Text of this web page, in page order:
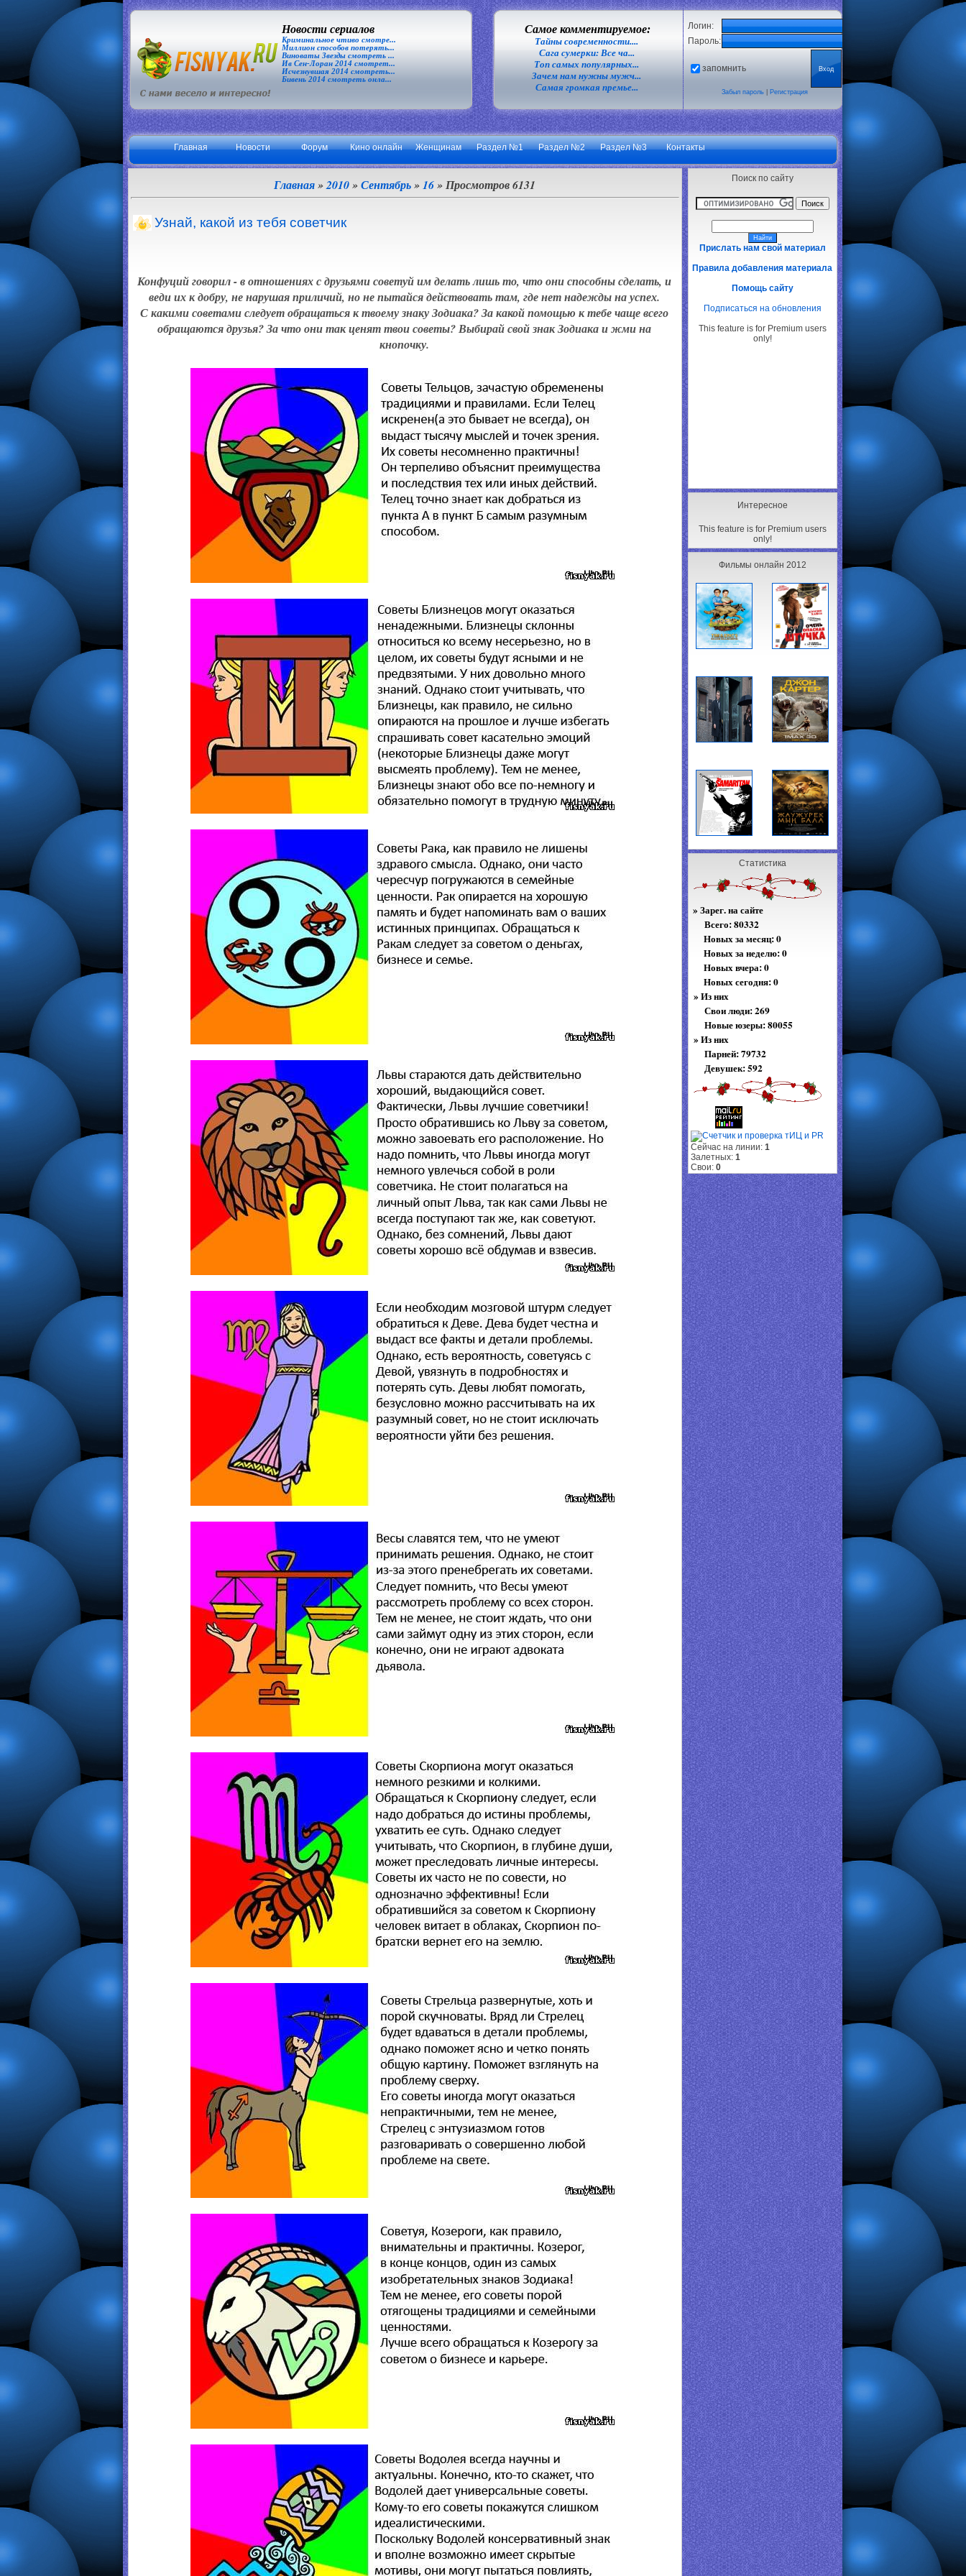
Новости сериалов
Криминальное чтиво смотре...
Миллион способов потерять...
Виноваты Звезды смотреть ...
Ив Сен-Лоран 2014 смотрет...
Исчезнувшая 2014 смотреть...
Бивень 2014 смотреть онла...
Самое комментируемое:
Тайны современности....
Сага сумерки: Все ча...
Топ самых популярных...
Зачем нам нужны мужч...
Самая громкая премье...
Логин:
Пароль:
запомнить
Забыл пароль| Регистрация
Главная Новости Форум Кино онлайн Женщинам Раздел №1 Раздел №2 Раздел №3 Контакты
Поиск по сайту
Прислать нам свой материал
Правила добавления материала
Помощь сайту
Подписаться на обновления
This feature is for Premium users
only!
Интересное
This feature is for Premium users
only!
Фильмы онлайн 2012
Статистика
» Зарег. на сайте
Всего:80332
Новых за месяц: 0
Новых за неделю: 0
Новых вчера: 0
Новых сегодня: 0
» Из них
Свои люди: 269
Новые юзеры: 80055
» Из них
Парней: 79732
Девушек: 592
Сейчас на линии: 1
Залетных: 1
Свои: 0
Главная»2010»Сентябрь»16» Просмотров 6131
Узнай, какой из тебя советчик
Конфуций говорил - в отношениях с друзьями советуй им делать лишь то, что они способны сделать, и
веди их к добру, не нарушая приличий, но не пытайся действовать там, где нет надежды на успех.
С какими советами следует обращаться к твоему знаку Зодиака? За какой помощью к тебе чаще всего
обращаются друзья? За что они так ценят твои советы? Выбирай свой знак Зодиака и жми на
кнопочку.